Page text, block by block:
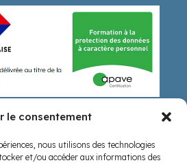
le consentement
nous utilisons des technologies
et/ou accéder aux informations des